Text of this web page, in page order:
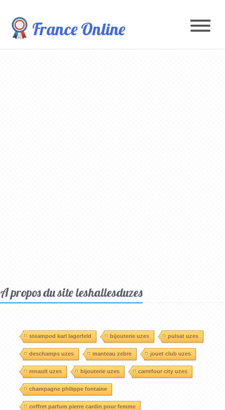
France Online
A propos du site leshallesduzes
steampod karl lagerfeld bijouterie uzes pulsat uzes
deschamps uzes manteau zebre jouet club uzes
renault uzes bijouterie uzes carrefour city uzes
champagne philippe fontaine
coffret parfum pierre cardin pour femme